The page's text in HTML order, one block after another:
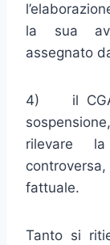
la sua
assegnato
4) il CGA,
rilevare
fattuale.
Tanto si